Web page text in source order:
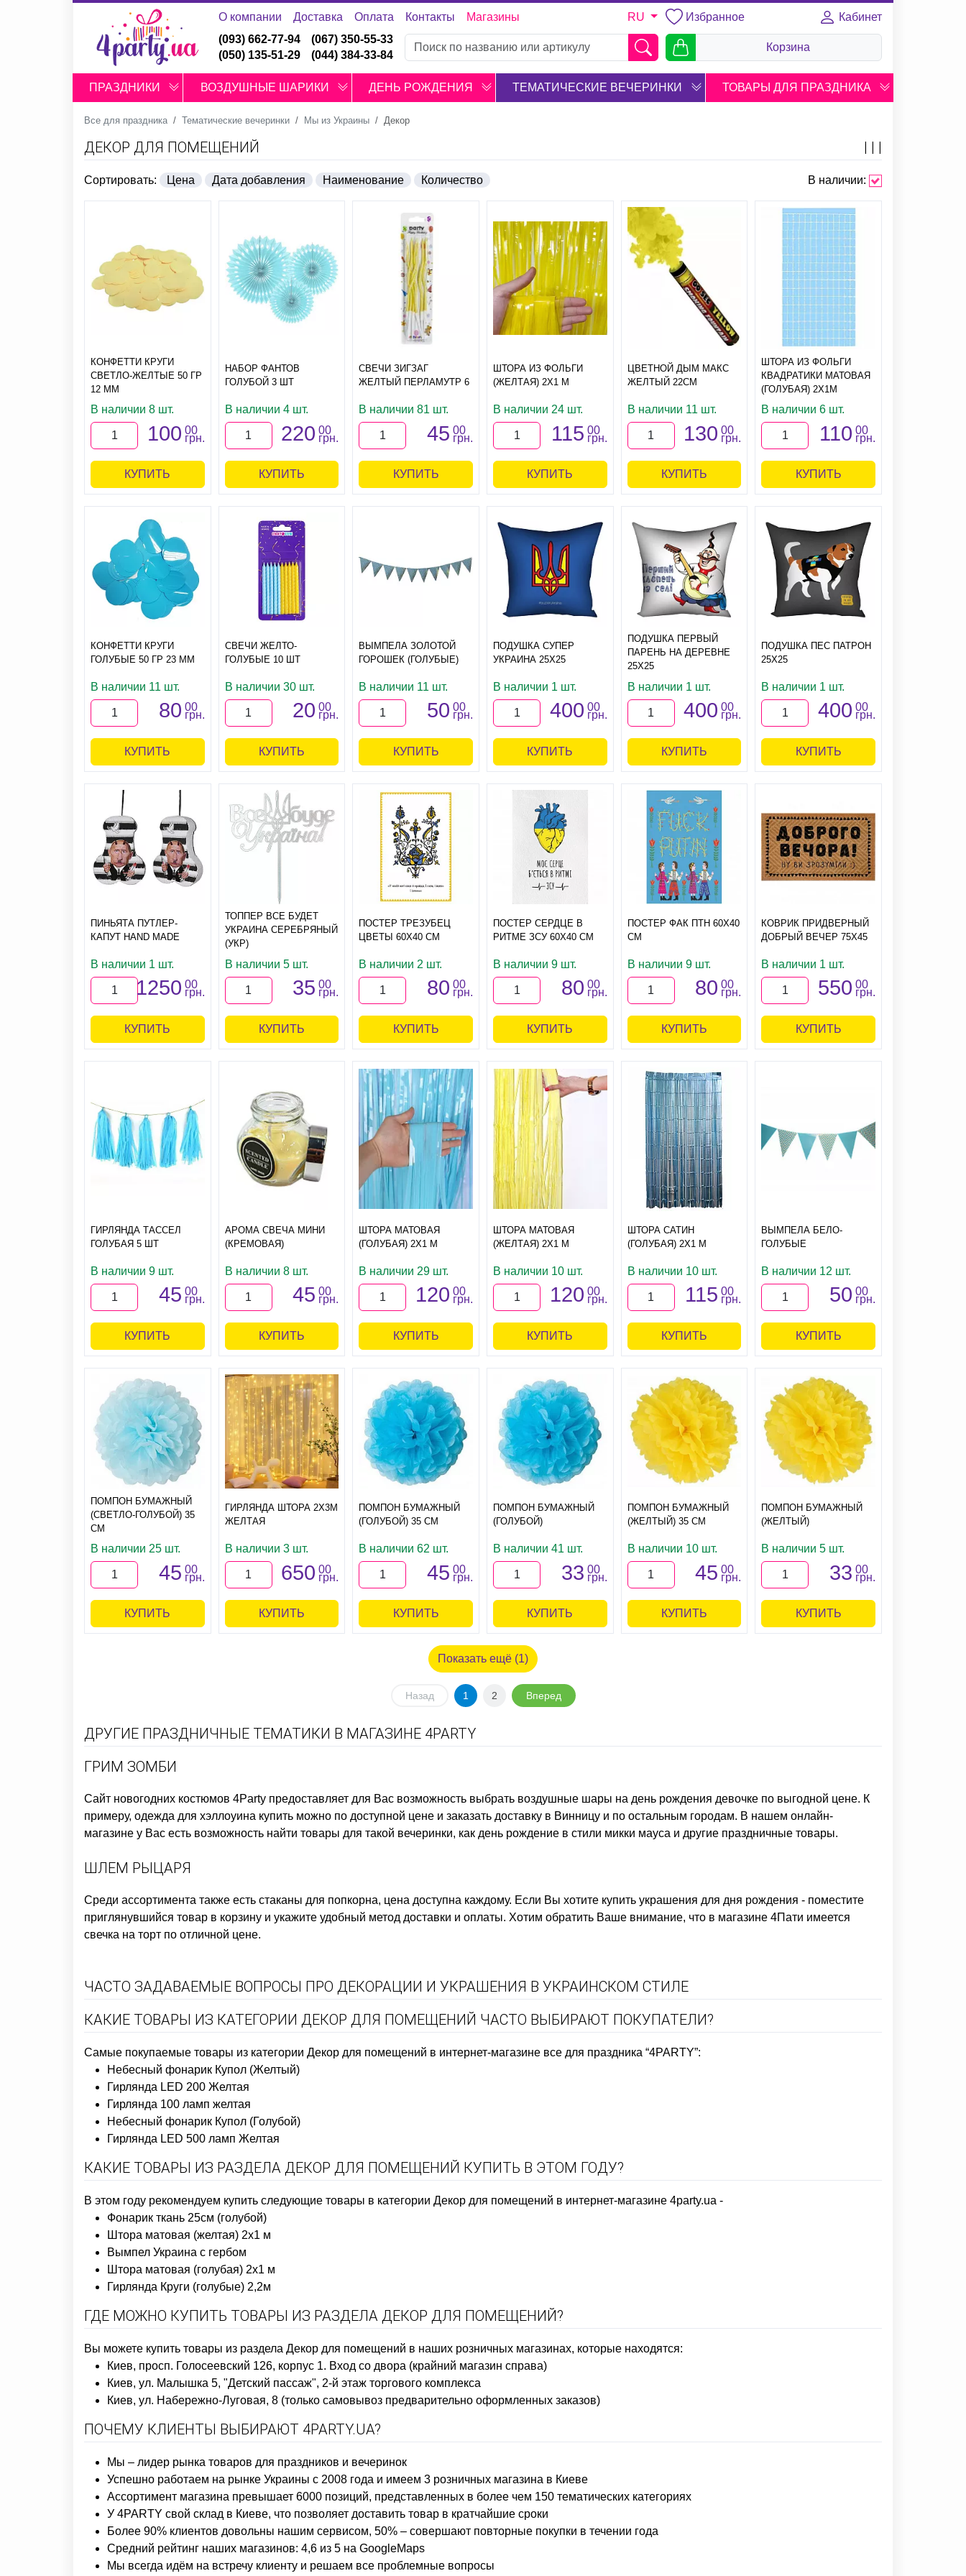
О компании Доставка Оплата Контакты Магазины RU Избранное
Кабинет
(093) 662-77-94
(050) 135-51-29
(067) 350-55-33
(044) 384-33-84
Корзина
ПРАЗДНИКИ ВОЗДУШНЫЕ ШАРИКИ ДЕНЬ РОЖДЕНИЯ ТЕМАТИЧЕСКИЕ ВЕЧЕРИНКИ ТОВАРЫ ДЛЯ ПРАЗДНИКА
Все для праздника Тематические вечеринки Мы из Украины Декор
ДЕКОР ДЛЯ ПОМЕЩЕНИЙ
Сортировать: Цена Дата добавления Наименование Количество В наличии:
КОНФЕТТИ КРУГИ
СВЕТЛО-ЖЕЛТЫЕ 50 ГР
12 ММ
В наличии 8 шт.
100 00
грн.
КУПИТЬ
НАБОР ФАНТОВ
ГОЛУБОЙ 3 ШТ
В наличии 4 шт.
220 00
грн.
КУПИТЬ
СВЕЧИ ЗИГЗАГ
ЖЕЛТЫЙ ПЕРЛАМУТР 6
В наличии 81 шт.
45 00
грн.
КУПИТЬ
ШТОРА ИЗ ФОЛЬГИ
(ЖЕЛТАЯ) 2Х1 М
В наличии 24 шт.
115 00
грн.
КУПИТЬ
ЦВЕТНОЙ ДЫМ МАКС
ЖЕЛТЫЙ 22СМ
В наличии 11 шт.
130 00
грн.
КУПИТЬ
ШТОРА ИЗ ФОЛЬГИ
КВАДРАТИКИ МАТОВАЯ
(ГОЛУБАЯ) 2Х1М
В наличии 6 шт.
110 00
грн.
КУПИТЬ
КОНФЕТТИ КРУГИ
ГОЛУБЫЕ 50 ГР 23 ММ
В наличии 11 шт.
80 00
грн.
КУПИТЬ
СВЕЧИ ЖЕЛТО-
ГОЛУБЫЕ 10 ШТ
В наличии 30 шт.
20 00
грн.
КУПИТЬ
ВЫМПЕЛА ЗОЛОТОЙ
ГОРОШЕК (ГОЛУБЫЕ)
В наличии 11 шт.
50 00
грн.
КУПИТЬ
ПОДУШКА СУПЕР
УКРАИНА 25Х25
В наличии 1 шт.
400 00
грн.
КУПИТЬ
ПОДУШКА ПЕРВЫЙ
ПАРЕНЬ НА ДЕРЕВНЕ
25Х25
В наличии 1 шт.
400 00
грн.
КУПИТЬ
ПОДУШКА ПЕС ПАТРОН
25Х25
В наличии 1 шт.
400 00
грн.
КУПИТЬ
ПИНЬЯТА ПУТЛЕР-
КАПУТ HAND MADE
В наличии 1 шт.
1250 00
грн.
КУПИТЬ
ТОППЕР ВСЕ БУДЕТ
УКРАИНА СЕРЕБРЯНЫЙ
(УКР)
В наличии 5 шт.
35 00
грн.
КУПИТЬ
ПОСТЕР ТРЕЗУБЕЦ
ЦВЕТЫ 60Х40 СМ
В наличии 2 шт.
80 00
грн.
КУПИТЬ
ПОСТЕР СЕРДЦЕ В
РИТМЕ ЗСУ 60Х40 СМ
В наличии 9 шт.
80 00
грн.
КУПИТЬ
ПОСТЕР ФАК ПТН 60Х40
СМ
В наличии 9 шт.
80 00
грн.
КУПИТЬ
КОВРИК ПРИДВЕРНЫЙ
ДОБРЫЙ ВЕЧЕР 75Х45
В наличии 1 шт.
550 00
грн.
КУПИТЬ
ГИРЛЯНДА ТАССЕЛ
ГОЛУБАЯ 5 ШТ
В наличии 9 шт.
45 00
грн.
КУПИТЬ
АРОМА СВЕЧА МИНИ
(КРЕМОВАЯ)
В наличии 8 шт.
45 00
грн.
КУПИТЬ
ШТОРА МАТОВАЯ
(ГОЛУБАЯ) 2Х1 М
В наличии 29 шт.
120 00
грн.
КУПИТЬ
ШТОРА МАТОВАЯ
(ЖЕЛТАЯ) 2Х1 М
В наличии 10 шт.
120 00
грн.
КУПИТЬ
ШТОРА САТИН
(ГОЛУБАЯ) 2Х1 М
В наличии 10 шт.
115 00
грн.
КУПИТЬ
ВЫМПЕЛА БЕЛО-
ГОЛУБЫЕ
В наличии 12 шт.
50 00
грн.
КУПИТЬ
ПОМПОН БУМАЖНЫЙ
(СВЕТЛО-ГОЛУБОЙ) 35
СМ
В наличии 25 шт.
45 00
грн.
КУПИТЬ
ГИРЛЯНДА ШТОРА 2Х3М
ЖЕЛТАЯ
В наличии 3 шт.
650 00
грн.
КУПИТЬ
ПОМПОН БУМАЖНЫЙ
(ГОЛУБОЙ) 35 СМ
В наличии 62 шт.
45 00
грн.
КУПИТЬ
ПОМПОН БУМАЖНЫЙ
(ГОЛУБОЙ)
В наличии 41 шт.
33 00
грн.
КУПИТЬ
ПОМПОН БУМАЖНЫЙ
(ЖЕЛТЫЙ) 35 СМ
В наличии 10 шт.
45 00
грн.
КУПИТЬ
ПОМПОН БУМАЖНЫЙ
(ЖЕЛТЫЙ)
В наличии 5 шт.
33 00
грн.
КУПИТЬ
Показать ещё (1)
Назад 1 2 Вперед
ДРУГИЕ ПРАЗДНИЧНЫЕ ТЕМАТИКИ В МАГАЗИНЕ 4PARTY
ГРИМ ЗОМБИ
Сайт новогодних костюмов 4Party предоставляет для Вас возможность выбрать воздушные шары на день рождения девочке по выгодной цене. К
примеру, одежда для хэллоуина купить можно по доступной цене и заказать доставку в Винницу и по остальным городам. В нашем онлайн-
магазине у Вас есть возможность найти товары для такой вечеринки, как день рождение в стили микки мауса и другие праздничные товары.
ШЛЕМ РЫЦАРЯ
Среди ассортимента также есть стаканы для попкорна, цена доступна каждому. Если Вы хотите купить украшения для дня рождения - поместите
приглянувшийся товар в корзину и укажите удобный метод доставки и оплаты. Хотим обратить Ваше внимание, что в магазине 4Пати имеется
свечка на торт по отличной цене.
ЧАСТО ЗАДАВАЕМЫЕ ВОПРОСЫ ПРО ДЕКОРАЦИИ И УКРАШЕНИЯ В УКРАИНСКОМ СТИЛЕ
КАКИЕ ТОВАРЫ ИЗ КАТЕГОРИИ ДЕКОР ДЛЯ ПОМЕЩЕНИЙ ЧАСТО ВЫБИРАЮТ ПОКУПАТЕЛИ?
Самые покупаемые товары из категории Декор для помещений в интернет-магазине все для праздника “4PARTY”:
Небесный фонарик Купол (Желтый)
Гирлянда LED 200 Желтая
Гирлянда 100 ламп желтая
Небесный фонарик Купол (Голубой)
Гирлянда LED 500 ламп Желтая
КАКИЕ ТОВАРЫ ИЗ РАЗДЕЛА ДЕКОР ДЛЯ ПОМЕЩЕНИЙ КУПИТЬ В ЭТОМ ГОДУ?
В этом году рекомендуем купить следующие товары в категории Декор для помещений в интернет-магазине 4party.ua -
Фонарик ткань 25см (голубой)
Штора матовая (желтая) 2х1 м
Вымпел Украина с гербом
Штора матовая (голубая) 2х1 м
Гирлянда Круги (голубые) 2,2м
ГДЕ МОЖНО КУПИТЬ ТОВАРЫ ИЗ РАЗДЕЛА ДЕКОР ДЛЯ ПОМЕЩЕНИЙ?
Вы можете купить товары из раздела Декор для помещений в наших розничных магазинах, которые находятся:
Киев, просп. Голосеевский 126, корпус 1. Вход со двора (крайний магазин справа)
Киев, ул. Малышка 5, "Детский пассаж", 2-й этаж торгового комплекса
Киев, ул. Набережно-Луговая, 8 (только самовывоз предварительно оформленных заказов)
ПОЧЕМУ КЛИЕНТЫ ВЫБИРАЮТ 4PARTY.UA?
Мы – лидер рынка товаров для праздников и вечеринок
Успешно работаем на рынке Украины с 2008 года и имеем 3 розничных магазина в Киеве
Ассортимент магазина превышает 6000 позиций, представленных в более чем 150 тематических категориях
У 4PARTY свой склад в Киеве, что позволяет доставить товар в кратчайшие сроки
Более 90% клиентов довольны нашим сервисом, 50% – совершают повторные покупки в течении года
Средний рейтинг наших магазинов: 4,6 из 5 на GoogleMaps
Мы всегда идём на встречу клиенту и решаем все проблемные вопросы